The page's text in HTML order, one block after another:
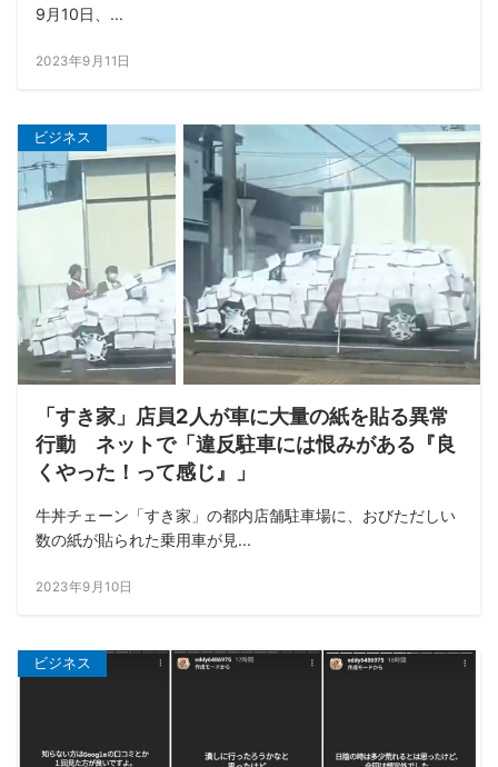
9月10日、...
2023年9月11日
ビジネス
「すき家」店員2人が車に大量の紙を貼る異常
行動 ネットで「違反駐車には恨みがある『良
くやった！って感じ』」
牛丼チェーン「すき家」の都内店舗駐車場に、おびただしい
数の紙が貼られた乗用車が見...
2023年9月10日
ビジネス